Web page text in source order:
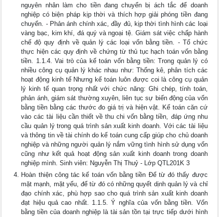
nguyên nhân làm cho tiền đang chuyển bị ách tắc để doanh
nghiệp có biện pháp kịp thời và thích hợp giải phóng tiền đang
chuyển. - Phản ánh chính xác, đầy đủ, kịp thời tình hình các loại
vàng bạc, kim khí, đá quý và ngoại tệ. Giám sát việc chấp hành
chế độ quy định về quản lý các loại vốn bằng tiền. - Tổ chức
thực hiện các quy định về chứng từ thủ tục hạch toán vốn bằng
tiền. 1.1.4. Vai trò của kế toán vốn bằng tiền: Trong quản lý có
nhiều công cụ quản lý khác nhau như: Thống kê, phân tích các
hoạt động kinh tế Nhưng kế toán luôn được coi là công cụ quản
lý kinh tế quan trọng nhất với chức năng: Ghi chép, tính toán,
phản ánh, giám sát thường xuyên, liên tục sự biến động của vốn
bằng tiền bằng các thước đo giá trị và hiện vật. Kế toán căn cứ
vào các tài liệu cần thiết về thu chi vốn bằng tiền, đáp ứng nhu
cầu quản lý trong quá trình sản xuất kinh doanh. Với các tài liệu
và thông tin về tài chính do kế toán cung cấp giúp cho chủ doanh
nghiệp và những người quản lý nắm vững tình hình sử dụng vốn
cũng như kết quả hoạt động sản xuất kinh doanh trong doanh
nghiệp mình. Sinh viên: Nguyễn Thị Thuỷ - Lớp QTL201K 3
Hoàn thiện công tác kế toán vốn bằng tiền Để từ đó thấy được
mặt mạnh, mặt yếu, để từ đó có những quyết dịnh quản lý và chỉ
đạo chính xác, phù hợp sao cho quá trình sản xuất kinh doanh
đạt hiệu quả cao nhất. 1.1.5. Ý nghĩa của vốn bằng tiền. Vốn
bằng tiền của doanh nghiệp là tài sản tồn tại trực tiếp dưới hình